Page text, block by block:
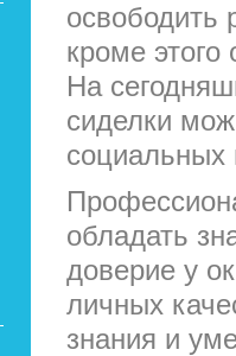
освободить
кроме
На
сиделки
социальных
обладать
доверие у
личных
знания и